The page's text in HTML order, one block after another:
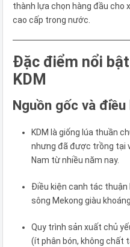
thành lựa chọn hàng đầu cho
cao cấp trong nước.
Đặc điểm nổi
KDM
Nguồn gốc và
KDM là giống lúa thuần
nhưng đã được trồng tại
Nam từ nhiều năm nay.
Điều kiện canh tác
sông Mekong giàu
Quy trình sản xuất chủ
(ít phân bón, không chất